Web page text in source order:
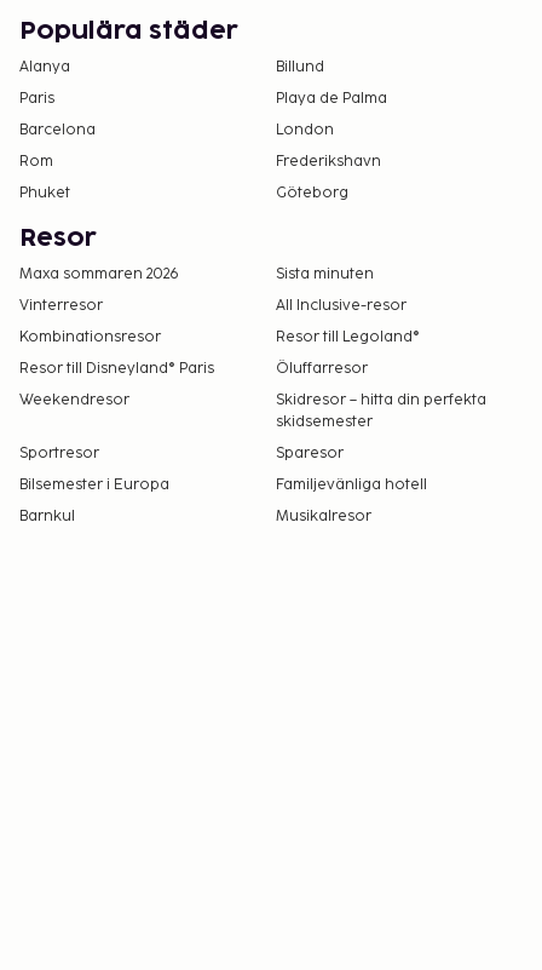
Populära städer
Alanya
Billund
Paris
Playa de Palma
Barcelona
London
Rom
Frederikshavn
Phuket
Göteborg
Resor
Maxa sommaren 2026
Sista minuten
Vinterresor
All Inclusive-resor
Kombinationsresor
Resor till Legoland®
Resor till Disneyland® Paris
Öluffarresor
Weekendresor
Skidresor – hitta din perfekta
skidsemester
Sportresor
Sparesor
Bilsemester i Europa
Familjevänliga hotell
Barnkul
Musikalresor